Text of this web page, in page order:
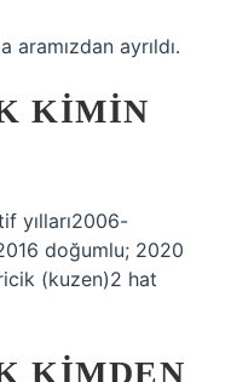
aramızdan ayrıldı.
KIMIN
yılları2006-
doğumlu; 2020
(kuzen)2 hat
KIMDEN